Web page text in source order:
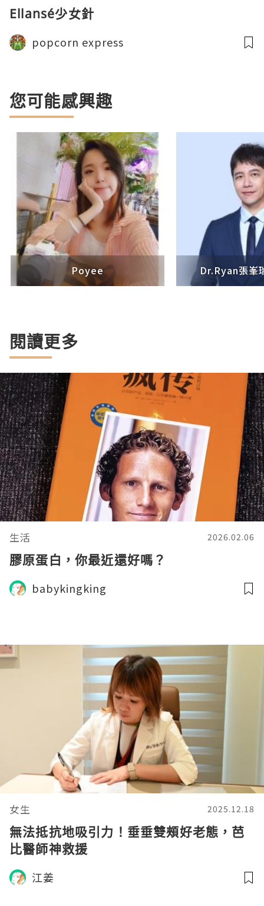
Ellansé少女針
popcorn express
您可能感興趣
Poyee Dr.Ryan張峯
閱讀更多
生活 2026.02.06
膠原蛋白，你最近還好嗎？
babykingking
女生 2025.12.18
無法抵抗地吸引力！垂垂雙頰好老態，芭
比醫師神救援
江姜